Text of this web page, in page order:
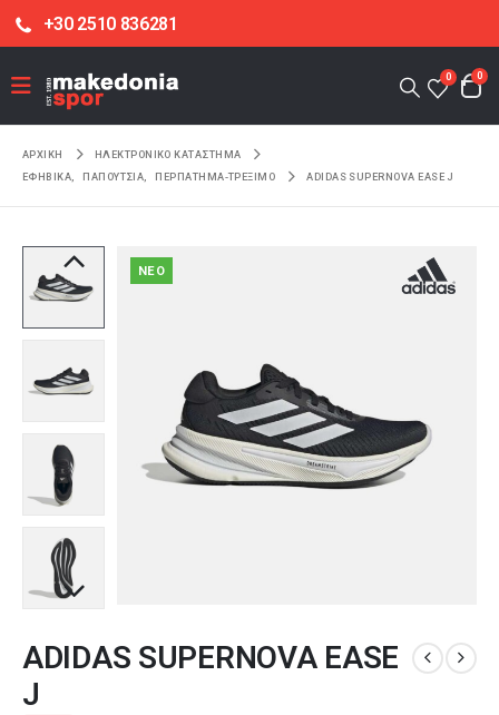
+30 2510 836281
0 0
ΑΡΧΙΚΉ
ΗΛΕΚΤΡΟΝΙΚΌ ΚΑΤΆΣΤΗΜΑ
ΕΦΗΒΙΚΑ
ΠΑΠΟΥΤΣΙΑ ΠΕΡΠΑΤΗΜΑ-ΤΡΕΞΙΜΟ ADIDAS SUPERNOVA EASE J
NEO
ADIDAS SUPERNOVA EASE
J